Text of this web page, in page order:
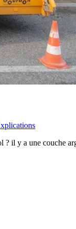
y a une couche